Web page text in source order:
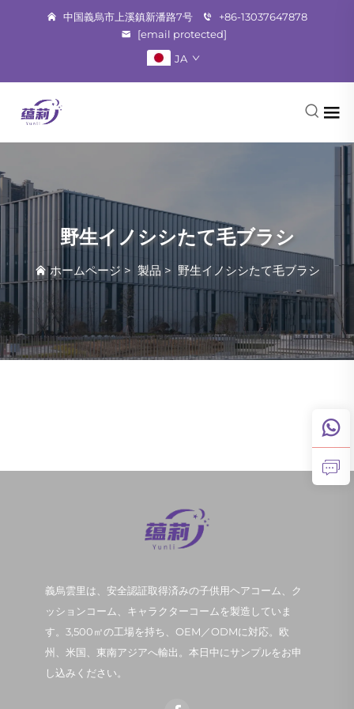
中国義烏市上溪鎮新潘路7号
+86-13037647878
[email protected]
JA
野生イノシシたて毛ブラシ
ホームページ > 製品 > 野生イノシシたて毛ブラシ
義烏雲里は、安全認証取得済みの子供用ヘアコーム、ク
ッションコーム、キャラクターコームを製造していま
す。3,500㎡の工場を持ち、OEM／ODMに対応。欧
州、米国、東南アジアへ輸出。本日中にサンプルをお申
し込みください。